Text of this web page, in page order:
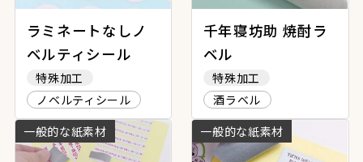
ラミネートなしノ
ベルティシール
特殊加工
ノベルティシール
千年寝坊助 焼酎ラ
ベル
特殊加工
酒ラベル
一般的な紙素材
一般的な紙素材